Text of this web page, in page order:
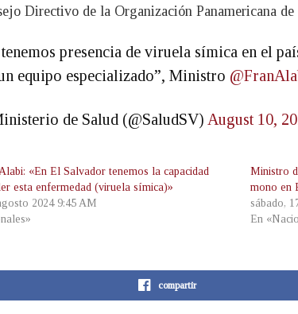
Directivo de la Organización Panamericana de
presencia de viruela símica en el
equipo especializado”, Ministro
de Salud (@SaludSV) August 10,
«En El Salvador tenemos la capacidad
esta enfermedad (viruela símica)»
2024 9:45 AM
Ministro
mono en
sábado,
En
compartir